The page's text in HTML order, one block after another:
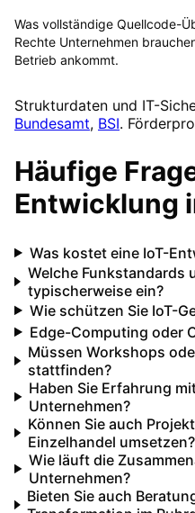
Was vollständige Quellcode-
Rechte Unternehmen
Betrieb ankommt.
Strukturdaten und IT-
Bundesamt, BSI.
Häufige
Entwicklung
Was kostet eine IoT-
Welche Funkstandards
typischerweise ein?
Wie schützen Sie IoT-
Edge-Computing oder
Müssen Workshops
stattfinden?
Haben Sie Erfahrung
Unternehmen?
Können Sie auch
Einzelhandel umsetzen?
Wie läuft die
Unternehmen?
Bieten Sie auch